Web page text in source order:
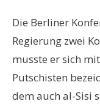
Die Berliner
Regierung zwei
musste er sich
Putschisten
dem auch al-Sisi